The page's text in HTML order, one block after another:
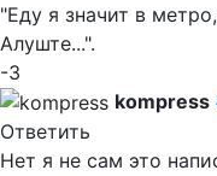
"Еду я значит в
Алуште...".
-3
kompress
Ответить
Нет я не сам это